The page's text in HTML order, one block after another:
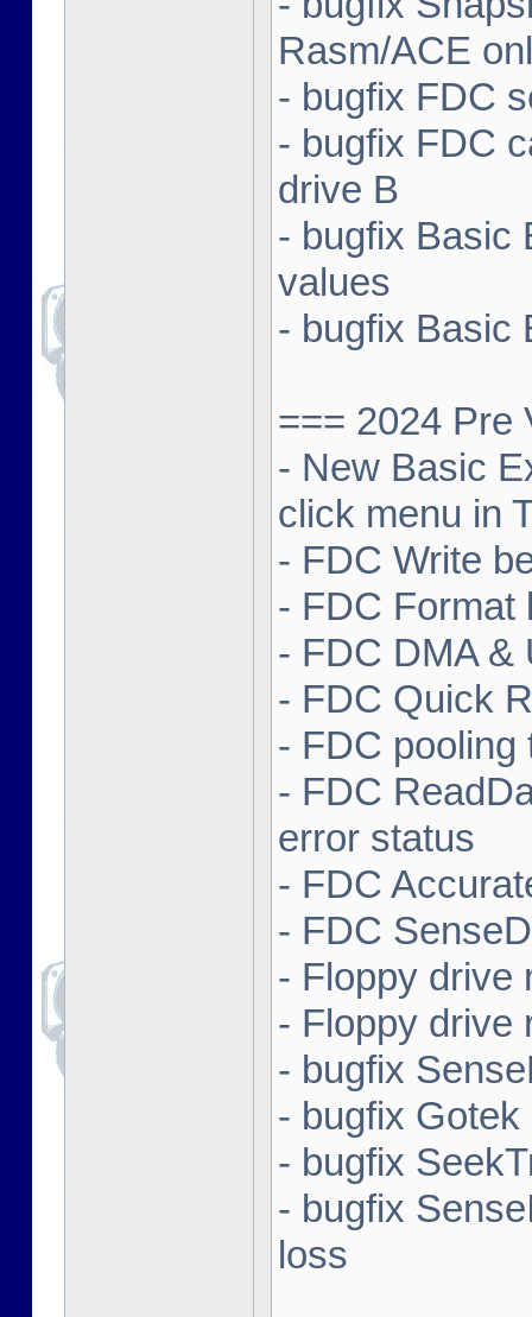
Rasm/ACE
- bugfix FDC
- bugfix FDC
drive B
- bugfix Basic
values
- bugfix Basic
=== 2024 Pre
- New Basic
click menu in
- FDC Write
- FDC Format
- FDC DMA &
- FDC Quick
- FDC pooling
- FDC
error status
- FDC
- FDC
- Floppy drive
- Floppy drive
- bugfix
- bugfix
- bugfix
- bugfix
loss